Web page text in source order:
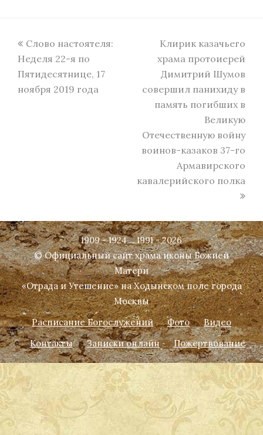
previous
post:
Слово настоятеля:
Неделя 22-я по
Пятидесятнице, 17
ноября 2019 года
next
post:
Клирик казачьего
храма протоиерей
Димитрий Шумов
совершил панихиду в
память погибших в
Великую
Отечественную войну
воинов-казаков 37-го
Армавирского
кавалерийского полка
1909 - 1924 ... 1991 - 2026
© Официальный сайт храма иконы Божией
Матери
«Отрада и Утешение» на Ходынском поле города
Москвы
Расписание Богослужений
Фото
Видео
Контакты
Записки онлайн Пожертвование